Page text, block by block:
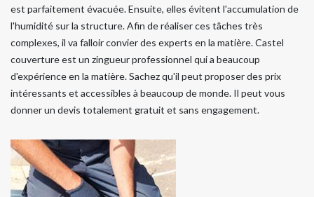
est parfaitement évacuée. Ensuite, elles évitent l'accumulation de
l'humidité sur la structure. Afin de réaliser ces tâches très
complexes, il va falloir convier des experts en la matière. Castel
couverture est un zingueur professionnel qui a beaucoup
d'expérience en la matière. Sachez qu'il peut proposer des prix
intéressants et accessibles à beaucoup de monde. Il peut vous
donner un devis totalement gratuit et sans engagement.